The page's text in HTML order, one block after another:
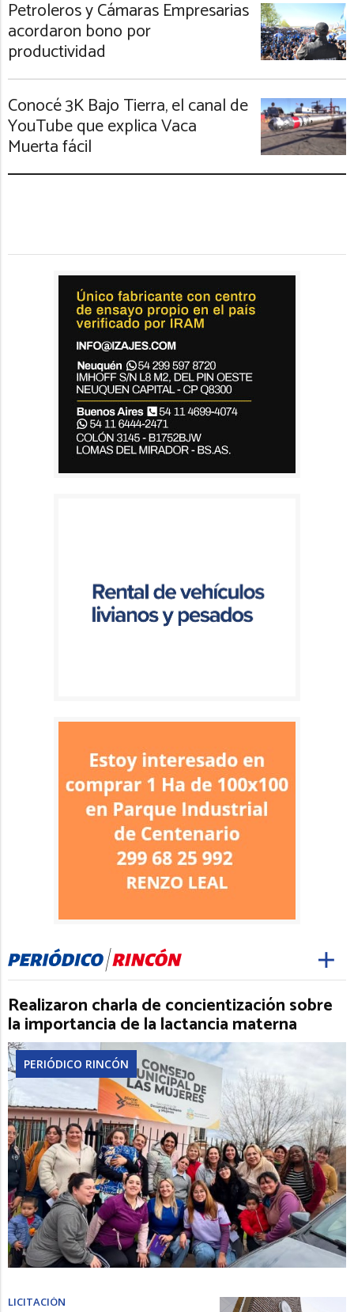
Petroleros y Cámaras Empresarias
acordaron bono por
productividad
Conocé 3K Bajo Tierra, el canal de
YouTube que explica Vaca
Muerta fácil
Realizaron charla de concientización sobre
la importancia de la lactancia materna
PERIÓDICO RINCÓN
LICITACIÓN